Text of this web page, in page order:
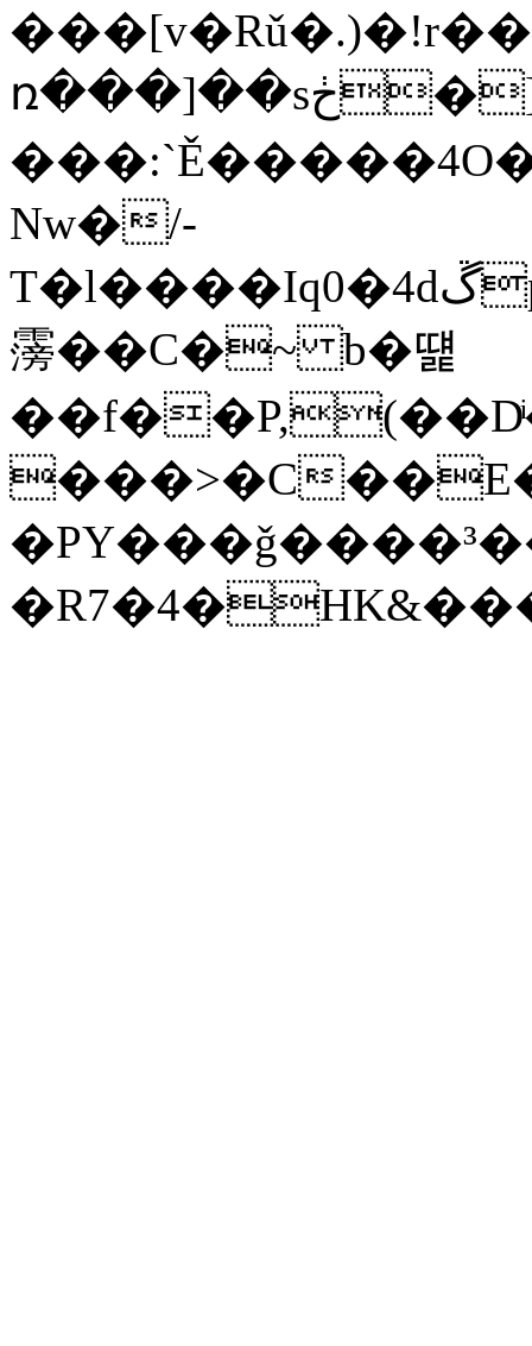
ռ���]��sڂ�]Hʀ�,P�({R�H1�h�W��Lit!p
Nw�/-
T�l����Iq0�4dڱpc�\�JȻ��()k�[���d�N{$L�=�a�3���o�
霶��C�~ b�떑
���>�C